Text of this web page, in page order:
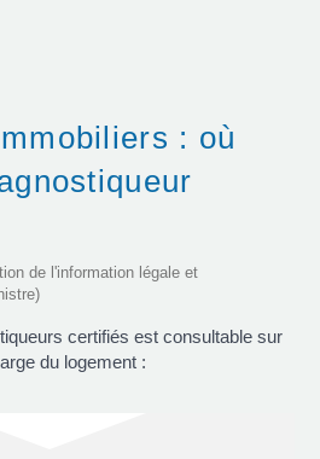
: où
de l'information légale et
certifiés est consultable sur
du logement :